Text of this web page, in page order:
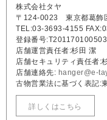
株式会社タヤ
〒124-0023 東京都葛飾
TEL:03-3693-4155
登録番号
店舗運営責任者:杉田 潔
店舗セキュリティ責任者:
店舗連絡先: hanger@e-
古物営業法に基づく表記:
詳しくはこちら